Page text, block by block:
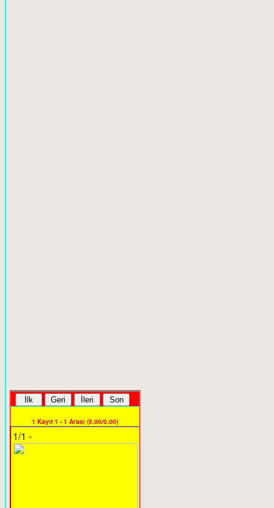
1 Kayıt 1 - 1 Arası (0.00/0.00)
1/1 -